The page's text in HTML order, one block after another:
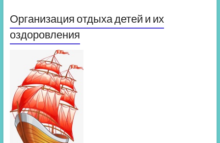
Организация отдыха детей и их
оздоровления